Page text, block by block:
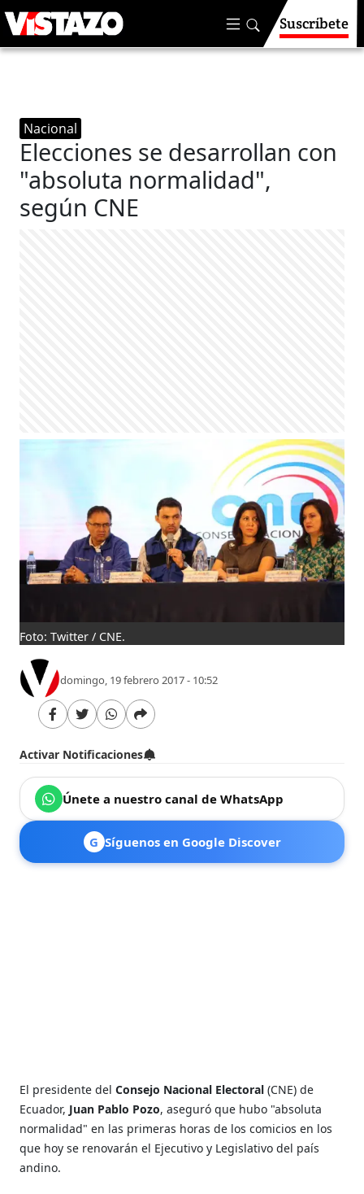
Suscríbete
Nacional
Elecciones se desarrollan con
"absoluta normalidad",
según CNE
Foto: Twitter / CNE.
domingo, 19 febrero 2017 - 10:52
Activar Notificaciones
Únete a nuestro canal de WhatsApp
G Síguenos en Google Discover
El presidente delConsejo Nacional Electoral (CNE) de
Ecuador, Juan Pablo Pozo, aseguró que hubo "absoluta
normalidad" en las primeras horas de los comicios en los
que hoy se renovarán el Ejecutivo y Legislativo del país
andino.